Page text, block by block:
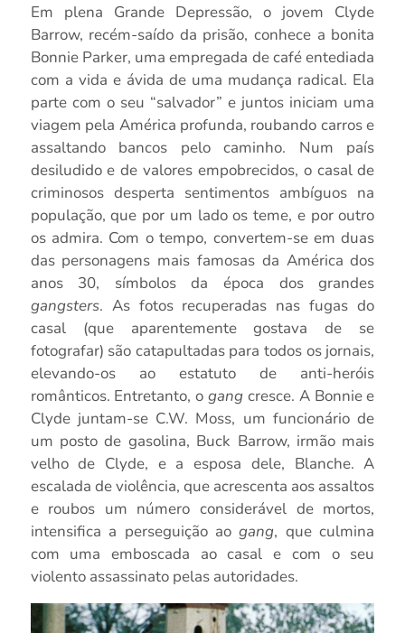
Em plena Grande Depressão, o jovem Clyde
Barrow, recém-saído da prisão, conhece a bonita
Bonnie Parker, uma empregada de café entediada
com a vida e ávida de uma mudança radical. Ela
parte com o seu “salvador” e juntos iniciam uma
viagem pela América profunda, roubando carros e
assaltando bancos pelo caminho. Num país
desiludido e de valores empobrecidos, o casal de
criminosos desperta sentimentos ambíguos na
população, que por um lado os teme, e por outro
os admira. Com o tempo, convertem-se em duas
das personagens mais famosas da América dos
anos 30, símbolos da época dos grandes
gangsters. As fotos recuperadas nas fugas do
casal (que aparentemente gostava de se
fotografar) são catapultadas para todos os jornais,
elevando-os ao estatuto de anti-heróis
românticos. Entretanto, ogang cresce. A Bonnie e
Clyde juntam-se C.W. Moss, um funcionário de
um posto de gasolina, Buck Barrow, irmão mais
velho de Clyde, e a esposa dele, Blanche. A
escalada de violência, que acrescenta aos assaltos
e roubos um número considerável de mortos,
intensifica a perseguição aogang, que culmina
com uma emboscada ao casal e com o seu
violento assassinato pelas autoridades.